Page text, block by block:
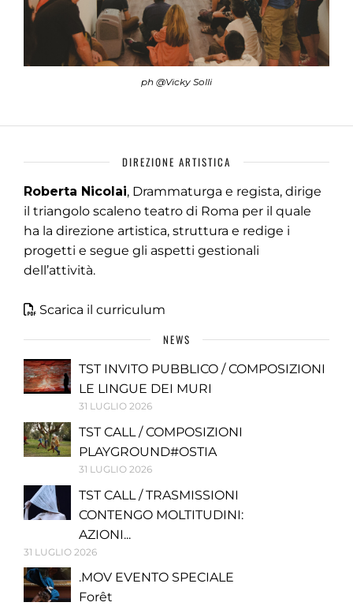
ph @Vicky Solli
DIREZIONE ARTISTICA
Roberta Nicolai, Drammaturga e regista, dirige
il triangolo scaleno teatro di Roma per il quale
ha la direzione artistica, struttura e redige i
progetti e segue gli aspetti gestionali
dell’attività.
Scarica il curriculum
NEWS
TST INVITO PUBBLICO / COMPOSIZIONI
LE LINGUE DEI MURI
31 LUGLIO 2026
TST CALL / COMPOSIZIONI
PLAYGROUND#OSTIA
31 LUGLIO 2026
TST CALL / TRASMISSIONI
CONTENGO MOLTITUDINI:
AZIONI...
31 LUGLIO 2026
.MOV EVENTO SPECIALE
Forêt